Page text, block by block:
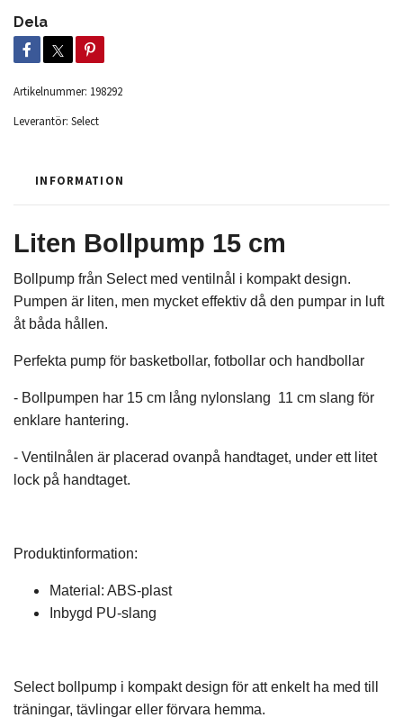
Dela
Artikelnummer: 198292
Leverantör: Select
INFORMATION
Liten Bollpump 15 cm
Bollpump från Select med ventilnål i kompakt design.
Pumpen är liten, men mycket effektiv då den pumpar in luft
åt båda hållen.
Perfekta pump för basketbollar, fotbollar och handbollar
- Bollpumpen har 15 cm lång nylonslang 11 cm slang för
enklare hantering.
- Ventilnålen är placerad ovanpå handtaget, under ett litet
lock på handtaget.
Produktinformation:
Material: ABS-plast
Inbygd PU-slang
Select bollpump i kompakt design för att enkelt ha med till
träningar, tävlingar eller förvara hemma.